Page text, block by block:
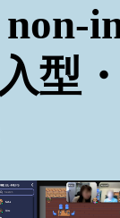
型